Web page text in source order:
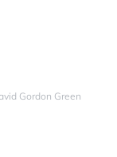
Gordon Green